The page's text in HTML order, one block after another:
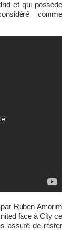
et qui possède
comme
face à City ce
assuré de rester